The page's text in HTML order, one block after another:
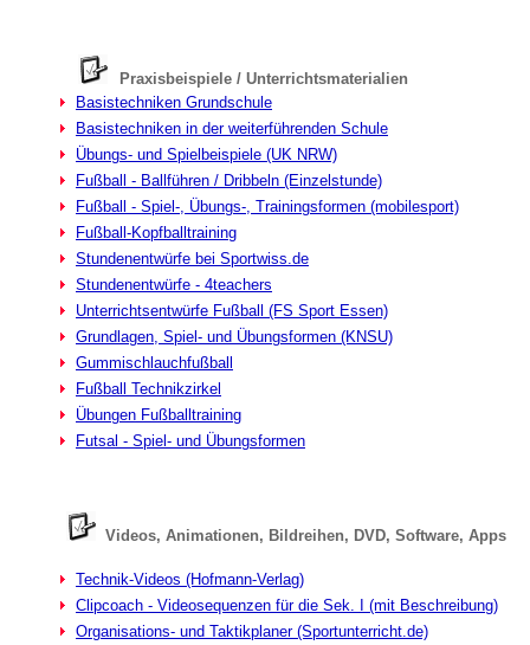
Praxisbeispiele / Unterrichtsmaterialien
Basistechniken Grundschule
Basistechniken in der weiterführenden Schule
Übungs- und Spielbeispiele (UK NRW)
Fußball - Ballführen / Dribbeln (Einzelstunde)
Fußball - Spiel-, Übungs-, Trainingsformen (mobilesport)
Fußball-Kopfballtraining
Stundenentwürfe bei Sportwiss.de
Stundenentwürfe - 4teachers
Unterrichtsentwürfe Fußball (FS Sport Essen)
Grundlagen, Spiel- und Übungsformen (KNSU)
Gummischlauchfußball
Fußball Technikzirkel
Übungen Fußballtraining
Futsal - Spiel- und Übungsformen
Videos, Animationen, Bildreihen, DVD, Software, Apps
Technik-Videos (Hofmann-Verlag)
Clipcoach - Videosequenzen für die Sek. I (mit Beschreibung)
Organisations- und Taktikplaner (Sportunterricht.de)